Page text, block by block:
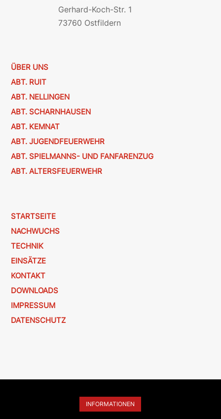
Gerhard-Koch-Str. 1
73760 Ostfildern
ÜBER UNS
ABT. RUIT
ABT. NELLINGEN
ABT. SCHARNHAUSEN
ABT. KEMNAT
ABT. JUGENDFEUERWEHR
ABT. SPIELMANNS- UND FANFARENZUG
ABT. ALTERSFEUERWEHR
STARTSEITE
NACHWUCHS
TECHNIK
EINSÄTZE
KONTAKT
DOWNLOADS
IMPRESSUM
DATENSCHUTZ
INFORMATIONEN